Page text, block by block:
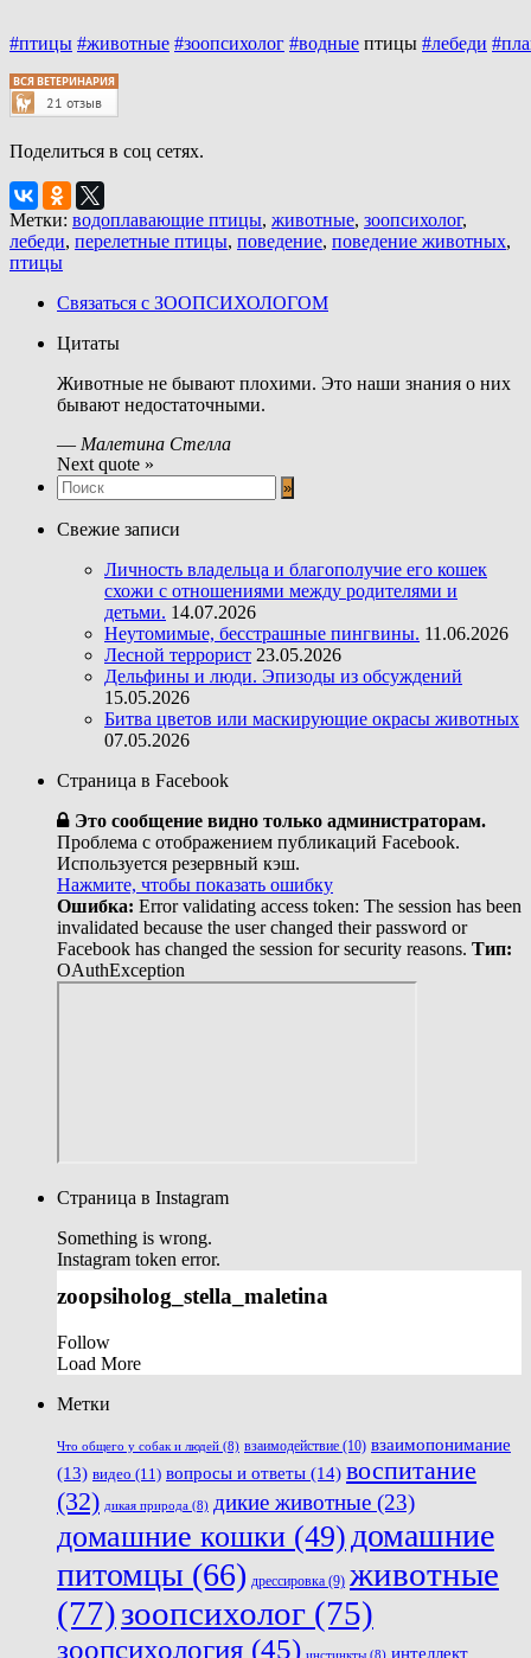
#птицы #животные #зоопсихолог #водные птицы #лебеди
Поделиться в соц сетях.
Метки: водоплавающие птицы, животные, зоопсихолог,
лебеди, перелетные птицы, поведение, поведение животных,
птицы
Связаться с ЗООПСИХОЛОГОМ
Цитаты
Животные не бывают плохими. Это наши знания о них
бывают недостаточными.
— Малетина Стелла
Next quote »
Свежие записи
Личность владельца и благополучие его кошек
схожи с отношениями между родителями и
детьми. 14.07.2026
Неутомимые, бесстрашные пингвины. 11.06.2026
Лесной террорист 23.05.2026
Дельфины и люди. Эпизоды из обсуждений
15.05.2026
Битва цветов или маскирующие окрасы животных
07.05.2026
Страница в Facebook
Это сообщение видно только администраторам.
Проблема с отображением публикаций Facebook.
Используется резервный кэш.
Нажмите, чтобы показать ошибку
Ошибка: Error validating access token: The session has been
invalidated because the user changed their password or
Facebook has changed the session for security reasons. Тип:
OAuthException
Страница в Instagram
Something is wrong.
Instagram token error.
zoopsiholog_stella_maletina
Follow
Load More
Метки
Что общего у собак и людей (8) взаимодействие (10) взаимопонимание
(13) видео (11) вопросы и ответы (14) воспитание
(32) дикая природа (8) дикие животные (23)
домашние кошки (49) домашние
питомцы (66) дрессировка (9) животные
(77)зоопсихолог (75)
зоопсихология (45) инстинкты (8) интеллект